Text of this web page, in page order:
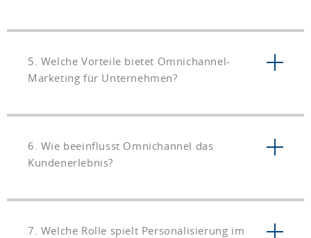
5. Welche Vorteile bietet Omnichannel-
Marketing für Unternehmen?
6. Wie beeinflusst Omnichannel das
Kundenerlebnis?
7. Welche Rolle spielt Personalisierung im